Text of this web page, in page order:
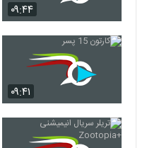
۰۹:۴۴
۰۹:۴۱